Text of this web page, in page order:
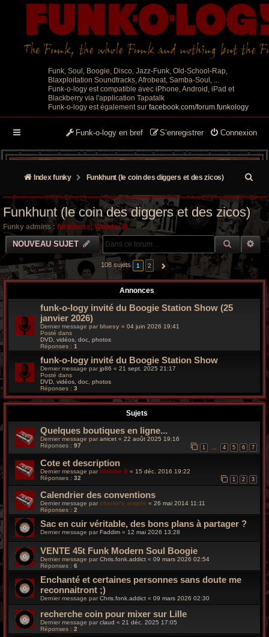
Funk, Soul, Boogie, Disco, Jazz-Funk, Old-School-Rap,
Blaxploitation Soundtracks, Afrobeat, Samba-Soul, ...
Funk-o-logy est compatible avec iPhone, Android, iPad et
Blackberry via l'application Tapatalk
Funk-o-logy est également sur facebook.com/forum.funkology
Connexion
S’enregistrer
Funk-o-logy en bref
Index funky Funkhunt (le coin des diggers et des zicos)
e
h
r
g
o
y
Funkhunt (le coin des diggers et des zicos)
Funky admins : funkiness, Wonder B
NOUVEAU SUJET
108 sujets 1 2 SUIVANTE
Annonces
funk-o-logy invité du Boogie Station Show (25
janvier 2026)
Dernier message par bluesy « 04 juin 2026 19:41
Posté dans
DVD, vidéos, doc, photos
Réponses : 1
funk-o-logy invité du Boogie Station Show
Dernier message parjp86 « 21 sept. 2025 21:17
Posté dans
DVD, vidéos, doc, photos
Réponses : 3
Sujets
Quelques boutiques en ligne...
Dernier message par anicet « 22 août 2025 19:16
Réponses : 97 1 4 5 6 7
Cote et description
Dernier message parWonder B « 15 déc. 2016 19:22
Réponses : 32 1 2 3
Calendrier des conventions
Dernier message par charlie's angels « 26 mai 2014 11:11
Réponses : 2
Sac en cuir véritable, des bons plans à partager ?
Dernier message parFaddim « 12 mai 2026 13:28
VENTE 45t Funk Modern Soul Boogie
Dernier message par Chris.fonk.addict « 09 mars 2026 02:54
Réponses : 6
Enchanté et certaines personnes sans doute me
reconnaitront ;)
Dernier message par Chris.fonk.addict « 09 mars 2026 02:30
recherche coin pour mixer sur Lille
Dernier message par claud « 21 déc. 2025 17:05
Réponses : 2